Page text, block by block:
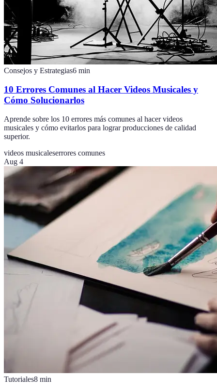
Consejos y Estrategias6 min
10 Errores Comunes al Hacer Videos Musicales y
Cómo Solucionarlos
Aprende sobre los 10 errores más comunes al hacer videos
musicales y cómo evitarlos para lograr producciones de calidad
superior.
videos musicaleserrores comunes
Aug 4
Tutoriales8 min